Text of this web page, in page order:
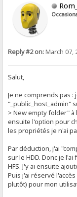
Reply #2 on:March 07,
Salut,
Je ne comprends pas
"_public_host_admin"
> New empty folder" à
ensuite l'option pour
les propriétés je n'ai
Par déduction, j'ai
sur le HDD. Donc je
HFS. J'y ai ensuite
Puis j'ai réservé
plutôt) pour mon